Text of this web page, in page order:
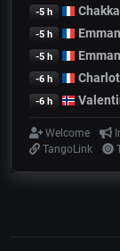
-5 h
-5 h
-5 h
-6 h
-6 h
Welcome
TangoLink